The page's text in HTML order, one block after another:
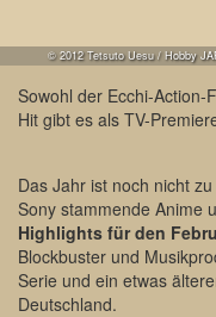
© 2012 Tetsuto Uesu / Hobby
Sowohl der Ecchi-Action-
Hit gibt es als TV-
Das Jahr ist noch nicht
Sony stammende Anime
Highlights für den
Blockbuster und
Serie und ein etwas
Deutschland.